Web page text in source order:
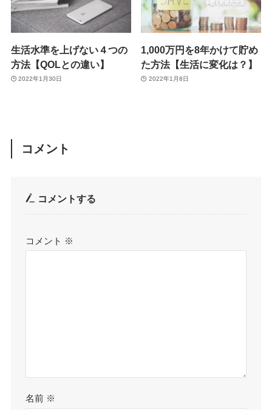
生活水準を上げない４つの
方法【QOLとの違い】
2022年1月30日
1,000万円を8年かけて貯め
た方法【生活に変化は？】
2022年1月8日
コメント
コメントする
コメント ※
名前 ※